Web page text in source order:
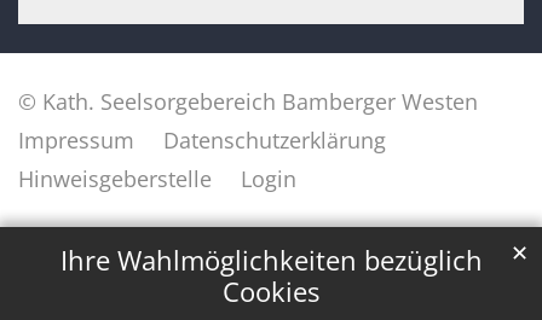
Ihre Wahlmöglichkeiten bezüglich
Cookies
✕
© Kath. Seelsorgebereich Bamberger Westen
Impressum
Datenschutzerklärung
Hinweisgeberstelle
Login